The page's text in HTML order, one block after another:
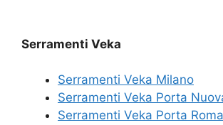
Serramenti Veka
Serramenti Veka Milano
Serramenti Veka Porta
Serramenti Veka Porta